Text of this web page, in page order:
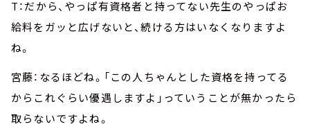
T：だから、やっぱ有資格者と持ってない先生のやっぱお
給料をガッと広げないと、続ける方はいなくなりますよ
ね。
宮藤：なるほどね。「この人ちゃんとした資格を持ってる
からこれぐらい優遇しますよ」っていうことが無かったら
取らないですよね。